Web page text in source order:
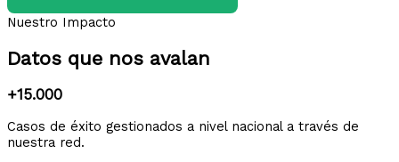
Nuestro Impacto
Datos que nos avalan
+15.000
Casos de éxito gestionados a nivel nacional a través de
nuestra red.